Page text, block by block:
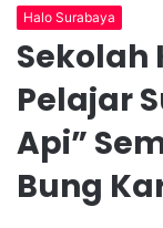
Halo Surabaya
Sekolah
Pelajar
Api”
Bung